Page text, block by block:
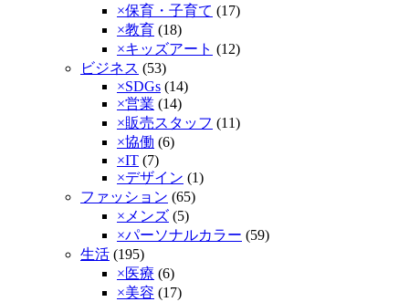
×保育・子育て (17)
×教育 (18)
×キッズアート (12)
ビジネス (53)
×SDGs (14)
×営業 (14)
×販売スタッフ (11)
×協働 (6)
×IT (7)
×デザイン (1)
ファッション (65)
×メンズ (5)
×パーソナルカラー (59)
生活 (195)
×医療 (6)
×美容 (17)